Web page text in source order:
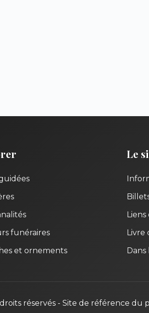
funéraires
et ornements
Le
Livre
Dans
réservés - Site de référence du